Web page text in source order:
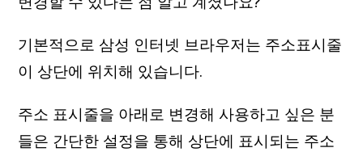
기본적으로 삼성 인터넷 브라우저는 주소표시줄
이 상단에 위치해 있습니다.
주소 표시줄을 아래로 변경해 사용하고 싶은 분
들은 간단한 설정을 통해 상단에 표시되는 주소